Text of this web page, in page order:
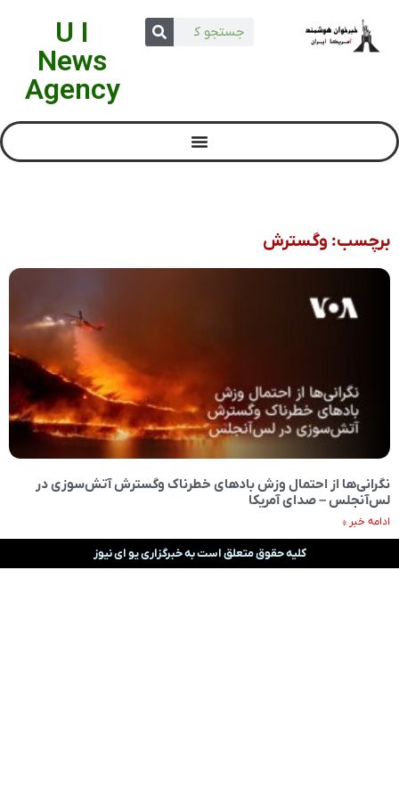
U I
News
Agency
برچسب: وگسترش
نگرانی‌ها از احتمال وزش بادهای خطرناک و‌گسترش آتش‌سوزی در
لس‌آنجلس – صدای آمریکا
ادامه خبر »
کلیه حقوق متعلق است به خبرگزاری یو ای نیوز